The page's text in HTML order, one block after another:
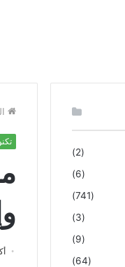
(2)
(6)
(741)
(3)
(9)
(64)